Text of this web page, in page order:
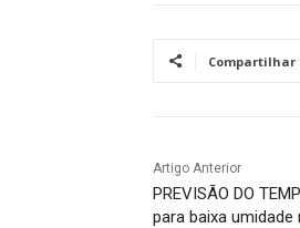
Compartilhar
Artigo Anterior
PREVISÃO DO
para baixa